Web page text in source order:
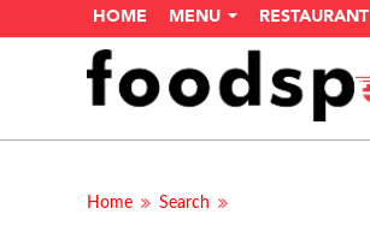
HOME MENU RESTAURANT
Home Search